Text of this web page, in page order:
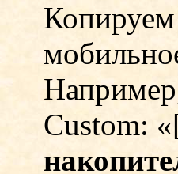
Копируем
Custom: